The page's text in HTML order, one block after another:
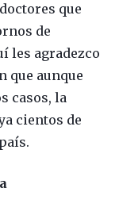
que
de
les agradezco
que aunque
casos, la
cientos de